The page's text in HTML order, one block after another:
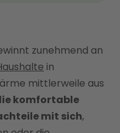
Fernwärme?
als
zunehmend an
in
mittlerweile aus
komfortable
mit sich,